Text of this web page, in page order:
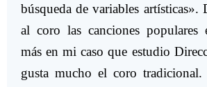
búsqueda de variables
al coro las canciones populares
más en mi caso que estudio
gusta mucho el coro